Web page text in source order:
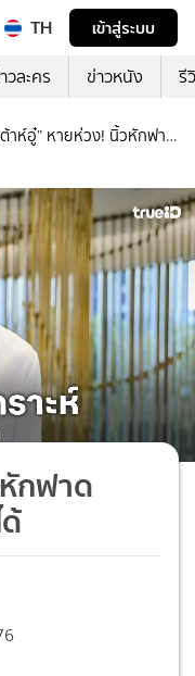
TH
เข้าสู่ระบบ
วละคร ข่าวหนัง รี
ต้าห์อู๋” หายห่วง! นิ้วหักฟาด
กฟาด